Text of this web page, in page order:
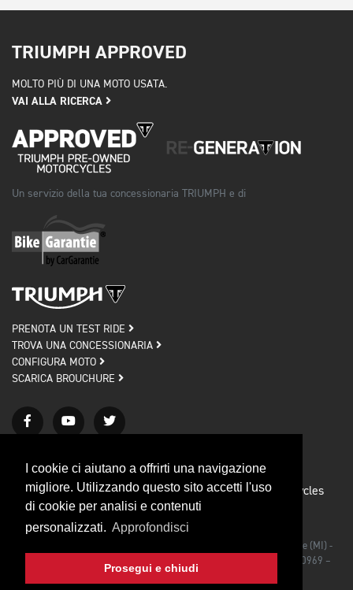
I cookie ci aiutano a offrirti una navigazione
migliore. Utilizzando questo sito accetti l'uso
di cookie per analisi e contenuti
personalizzati. Approfondisci
Prosegui e chiudi
TRIUMPH APPROVED
MOLTO PIÙ DI UNA MOTO USATA.
VAI ALLA RICERCA
Un servizio della tua concessionaria TRIUMPH e di
PRENOTA UN TEST RIDE
TROVA UNA CONCESSIONARIA
CONFIGURA MOTO
SCARICA BROUCHURE
Privacy policy Cookie policy
© 2026 Triumph Motorcycles
Credits
Triumph Motorcycles Srl - Via Rodolfo Morandi, 27/bis 20090 Segrate (MI) -
Iscrizione al Registro delle Imprese di Milano C.F./P.IVA IT 03492990969 –